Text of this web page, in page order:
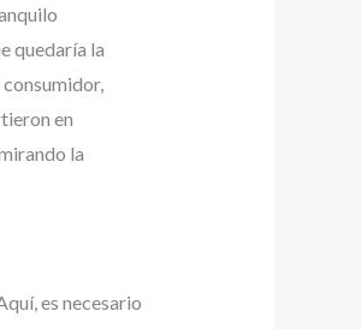
quedaría la
en
la
es necesario